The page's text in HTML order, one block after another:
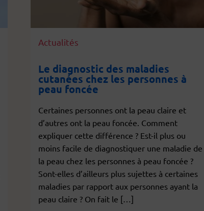
Actualités
Le diagnostic des maladies
cutanées chez les personnes à
peau foncée
Certaines personnes ont la peau claire et
d’autres ont la peau foncée. Comment
expliquer cette différence ? Est-il plus ou
moins facile de diagnostiquer une maladie de
la peau chez les personnes à peau foncée ?
Sont-elles d’ailleurs plus sujettes à certaines
maladies par rapport aux personnes ayant la
peau claire ? On fait le […]